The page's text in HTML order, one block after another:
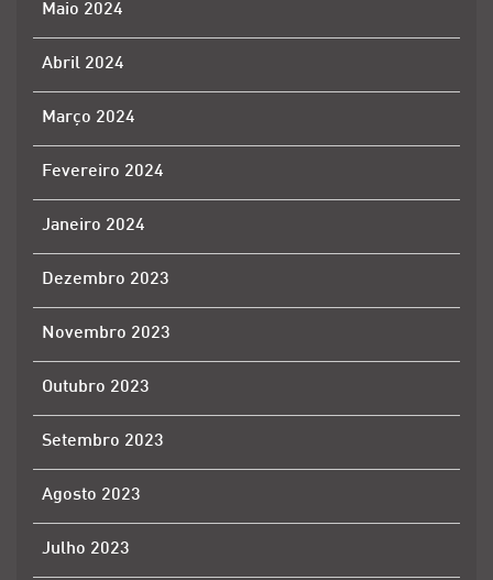
Maio 2024
Abril 2024
Março 2024
Fevereiro 2024
Janeiro 2024
Dezembro 2023
Novembro 2023
Outubro 2023
Setembro 2023
Agosto 2023
Julho 2023